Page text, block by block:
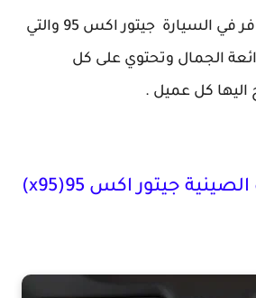
كل هذة الوسائل تتوفر في السيارة جيتور اكس 95 والتي
الجمال وتحتوي على كل
اليها كل عميل .
مميزات السيارة الصينية جيتور اكس 95(x95)